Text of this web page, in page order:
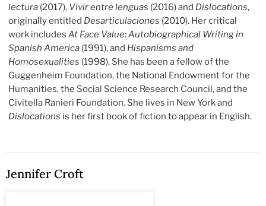
lectura (2017), Vivir entre lenguas (2016) and Dislocations,
originally entitled Desarticulaciones (2010). Her critical
work includesAt Face Value: Autobiographical Writing in
Spanish America (1991), and Hispanisms and
Homosexualities (1998). She has been a fellow of the
Guggenheim Foundation, the National Endowment for the
Humanities, the Social Science Research Council, and the
Civitella Ranieri Foundation. She lives in New York and
Dislocations is her first book of fiction to appear in English.
Jennifer Croft